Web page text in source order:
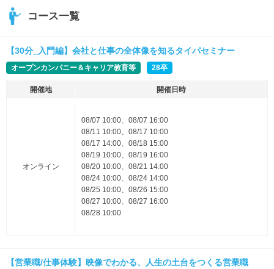
コース一覧
【30分_入門編】会社と仕事の全体像を知るタイパセミナー
オープンカンパニー＆キャリア教育等 28卒
開催地 開催日時
オンライン
08/07 10:00、08/07 16:00
08/11 10:00、08/17 10:00
08/17 14:00、08/18 15:00
08/19 10:00、08/19 16:00
08/20 10:00、08/21 14:00
08/24 10:00、08/24 14:00
08/25 10:00、08/26 15:00
08/27 10:00、08/27 16:00
08/28 10:00
【営業職/仕事体験】映像でわかる、人生の土台をつくる営業職